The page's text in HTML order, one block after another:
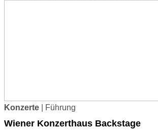
Konzerte | Führung
Wiener Konzerthaus Backstage